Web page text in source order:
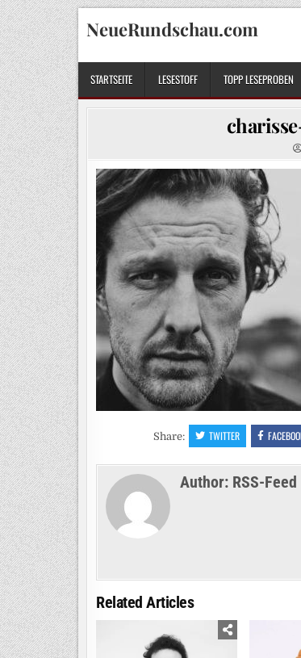
Skip
to
content
NeueRundschau.com
STARTSEITE LESESTOFF TOPP LESEPROBEN
Share: TWITTER
Author: RSS-Feed
Related Articles